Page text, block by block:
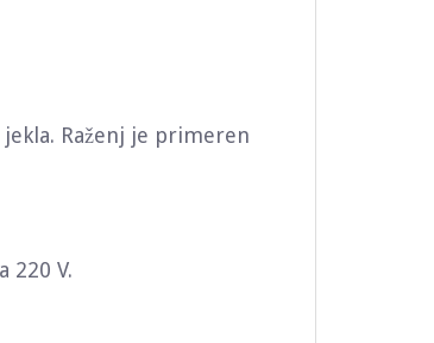
Raženj je primeren
220 V.